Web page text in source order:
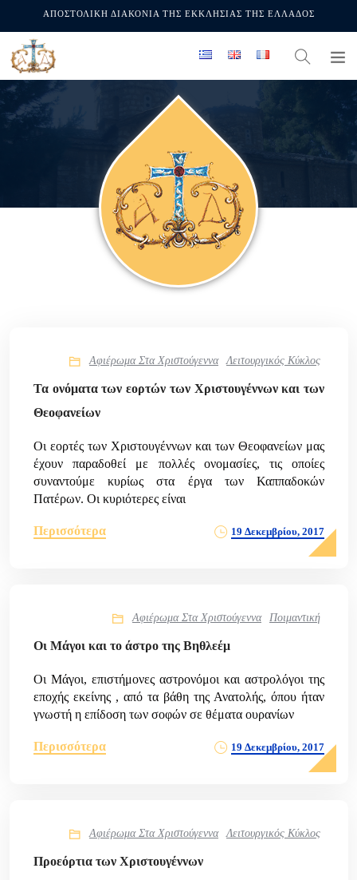
ΑΠΟΣΤΟΛΙΚΗ ΔΙΑΚΟΝΙΑ ΤΗΣ ΕΚΚΛΗΣΙΑΣ ΤΗΣ ΕΛΛΑΔΟΣ
Αφιέρωμα Στα Χριστούγεννα Λειτουργικός Κύκλος
Τα ονόματα των εορτών των Χριστουγέννων και των
Θεοφανείων
Οι εορτές των Χριστουγέννων και των Θεοφανείων μας
έχουν παραδοθεί με πολλές ονομασίες, τις οποίες
συναντούμε κυρίως στα έργα των Καππαδοκών
Πατέρων. Οι κυριότερες είναι
Περισσότερα 19 Δεκεμβρίου, 2017
Αφιέρωμα Στα Χριστούγεννα Ποιμαντική
Οι Μάγοι και το άστρο της Βηθλεέμ
Οι Μάγοι, επιστήμονες αστρονόμοι και αστρολόγοι της
εποχής εκείνης , από τα βάθη της Ανατολής, όπου ήταν
γνωστή η επίδοση των σοφών σε θέματα ουρανίων
Περισσότερα 19 Δεκεμβρίου, 2017
Αφιέρωμα Στα Χριστούγεννα Λειτουργικός Κύκλος
Προεόρτια των Χριστουγέννων